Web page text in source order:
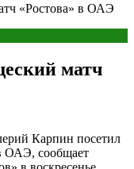
«Ростова» в ОАЭ
матч
Карпин посетил
ОАЭ, сообщает